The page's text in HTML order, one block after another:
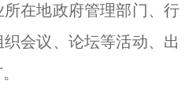
在地政府管理部门、行
会议、论坛等活动、出